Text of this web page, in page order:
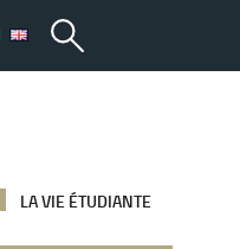
LA VIE ÉTUDIANTE